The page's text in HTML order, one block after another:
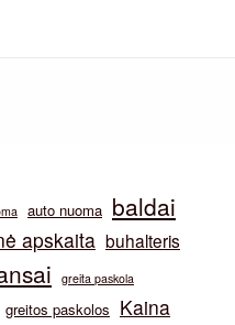
auto nuoma baldai
apskaita buhalteris
greita paskola
greitos paskolos Kaina